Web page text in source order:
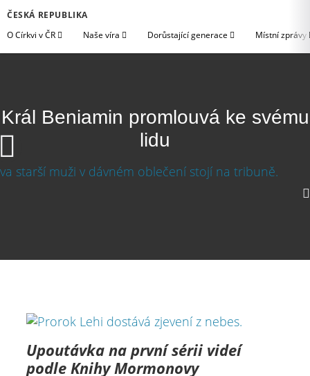
ČESKÁ REPUBLIKA
O Církvi v ČR
Naše víra Dorůstající generace Místní zprávy
Král Beniamin promlouvá ke svému
lidu
Upoutávka na první sérii videí
podle Knihy Mormonovy